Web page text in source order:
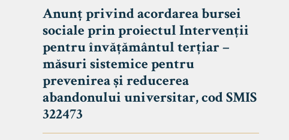
Anunț privind acordarea bursei
sociale prin proiectul Intervenții
pentru învățământul terțiar –
măsuri sistemice pentru
prevenirea și reducerea
abandonului universitar, cod SMIS
322473